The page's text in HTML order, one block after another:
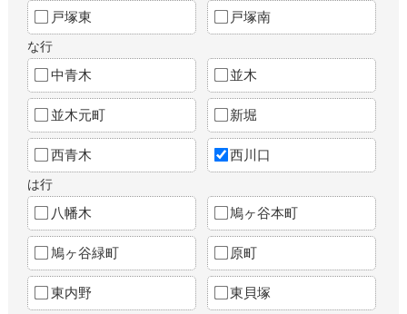
戸塚東 戸塚南
な行
中青木 並木
並木元町 新堀
西青木 西川口
は行
八幡木 鳩ヶ谷本町
鳩ヶ谷緑町 原町
東内野 東貝塚